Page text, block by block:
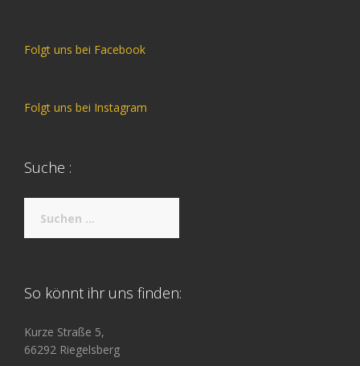
Folgt uns bei Facebook
Folgt uns bei Instagram
Suche :
nach:
So könnt ihr uns finden:
Kurze Straße 5,
66292 Riegelsberg